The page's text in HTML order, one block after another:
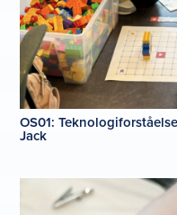
OS01:
Jack